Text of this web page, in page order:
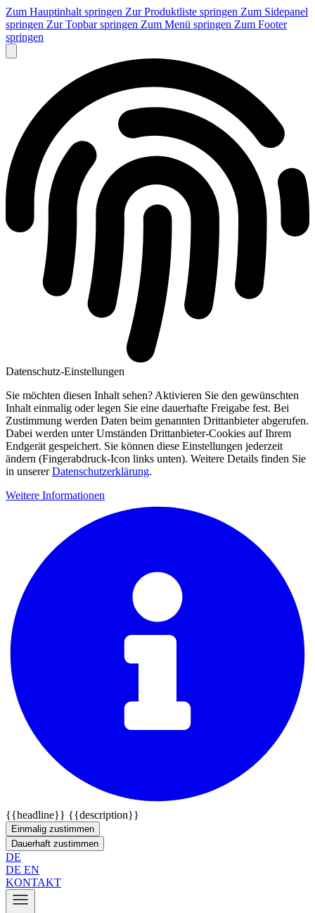
Zum Hauptinhalt springen Zur Produktliste springen Zum Sidepanel
springen Zur Topbar springen Zum Menü springen Zum Footer
springen
Datenschutz-Einstellungen
Sie möchten diesen Inhalt sehen? Aktivieren Sie den gewünschten
Inhalt einmalig oder legen Sie eine dauerhafte Freigabe fest. Bei
Zustimmung werden Daten beim genannten Drittanbieter abgerufen.
Dabei werden unter Umständen Drittanbieter-Cookies auf Ihrem
Endgerät gespeichert. Sie können diese Einstellungen jederzeit
ändern (Fingerabdruck-Icon links unten). Weitere Details finden Sie
in unsererDatenschutzerklärung.
Weitere Informationen
{{headline}} {{description}}
Einmalig zustimmen
Dauerhaft zustimmen
DE
DE EN
KONTAKT